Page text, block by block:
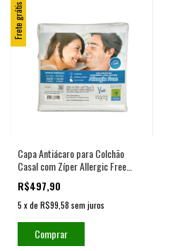
Frete grátis
Capa Antiácaro para Colchão
Casal com Zíper Allergic Free
Impermeável
R$497,90
5 xde R$99,58 sem juros
Comprar